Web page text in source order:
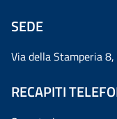
SEDE
Via della Stamperia
RECAPITI